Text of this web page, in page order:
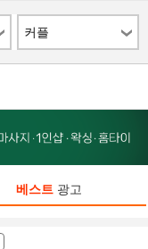
커플
베스트광고